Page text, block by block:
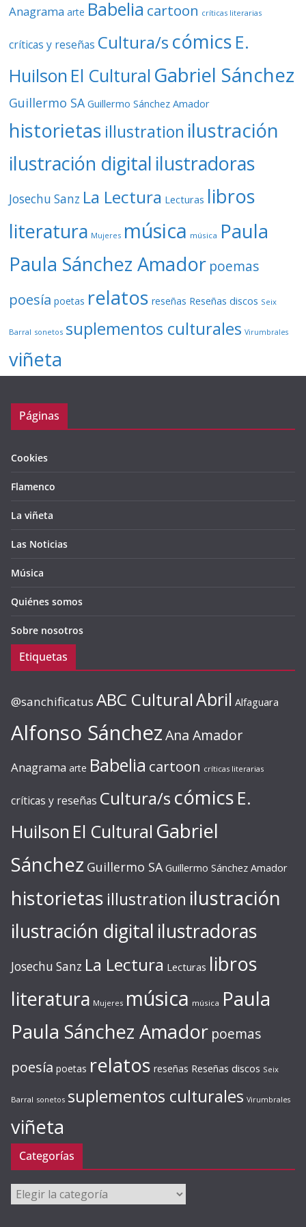
Anagrama arte Babelia cartoon críticas literarias
críticas y reseñas Cultura/s cómics E.
Huilson El Cultural Gabriel Sánchez
Guillermo SA Guillermo Sánchez Amador
historietas illustration ilustración
ilustración digital ilustradoras
Josechu Sanz La Lectura Lecturas libros
literatura Mujeres música música Paula
Paula Sánchez Amador poemas
poesía poetas relatos reseñas Reseñas discos Seix
Barral sonetos suplementos culturales Virumbrales
viñeta
Páginas
Cookies
Flamenco
La viñeta
Las Noticias
Música
Quiénes somos
Sobre nosotros
Etiquetas
@sanchificatus ABC CulturalAbril Alfaguara
Alfonso SánchezAna Amador
Anagrama arte Babelia cartoon críticas literarias
críticas y reseñas Cultura/s cómics E.
Huilson El Cultural Gabriel
Sánchez Guillermo SA Guillermo Sánchez Amador
historietas illustration ilustración
ilustración digital ilustradoras
Josechu Sanz La Lectura Lecturas libros
literatura Mujeres música música Paula
Paula Sánchez Amador poemas
poesía poetas relatos reseñas Reseñas discos Seix
Barral sonetos suplementos culturales Virumbrales
viñeta
Categorías
Categorías